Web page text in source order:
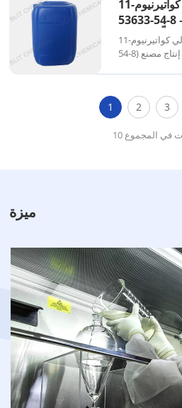
بولي كواتيرنيوم-11 PQ-11 CAS
54-8 – بوليمر قوي مُشكِّل
للشعر
يُعدّ بولي كواتيرنيوم-11 (PQ-11) (CAS 53633-
54-8) من إنتاج مصنع BLIT Chemical بوليمرًا
وتصفيفه.
على تكوين طبقة
واقية...
1 2 3
في المجموع
ميزة